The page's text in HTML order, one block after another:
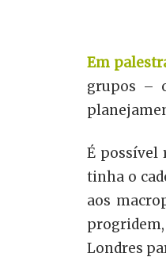
Em
grupos –
É possível
tinha o
aos
Londres